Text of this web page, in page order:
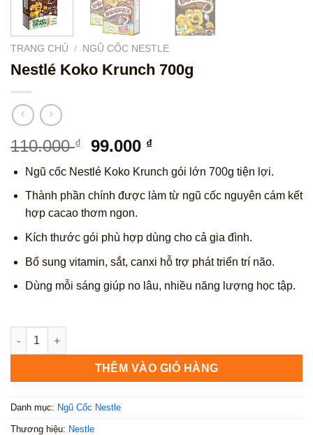
TRANG CHỦ / NGŨ CỐC NESTLE
Nestlé Koko Krunch 700g
110.000₫
Giá
gốc
là:
110.000 ₫.
99.000 ₫Giá
hiện
tại
là:
Ngũ cốc Nestlé Koko Krunch gói lớn 700g tiện lợi.
Thành phần chính được làm từ ngũ cốc nguyên cám kết
hợp cacao thơm ngon.
Kích thước gói phù hợp dùng cho cả gia đình.
Bổ sung vitamin, sắt, canxi hỗ trợ phát triển trí não.
Dùng mỗi sáng giúp no lâu, nhiều năng lượng học tập.
Nestlé Koko Krunch 700g số lượng
THÊM VÀO GIỎ HÀNG
Danh mục: Ngũ Cốc Nestle
Thương hiệu: Nestle